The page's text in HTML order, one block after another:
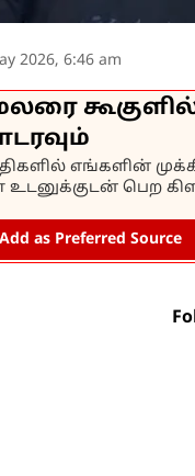
2026, 6:46 am
எங்களின்
பெற
Add as Preferred Source